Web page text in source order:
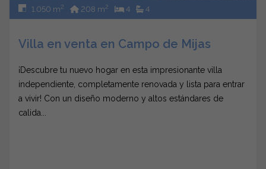
1.050 m2 208 m2 4 4
Villa en venta en Campo de Mijas
¡Descubre tu nuevo hogar en esta impresionante villa
independiente, completamente renovada y lista para entrar
a vivir! Con un diseño moderno y altos estándares de
calida...